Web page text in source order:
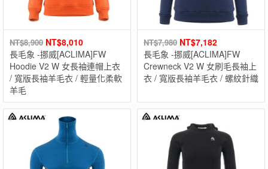
NT$8,900 NT$8,010
長毛象 -挪威[ACLIMA]FW
Hoodie V2 W 女長袖連帽上衣
/ 寬版長袖羊毛衣 / 輕量化柔軟
羊毛
NT$7,980 NT$7,182
長毛象 -挪威[ACLIMA]FW
Crewneck V2 W 女刷毛長袖上
衣 / 寬版長袖羊毛衣 / 螺紋針織